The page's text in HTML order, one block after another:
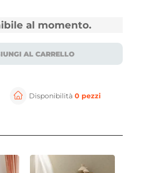
al momento.
AL CARRELLO
Disponibilità 0 pezzi